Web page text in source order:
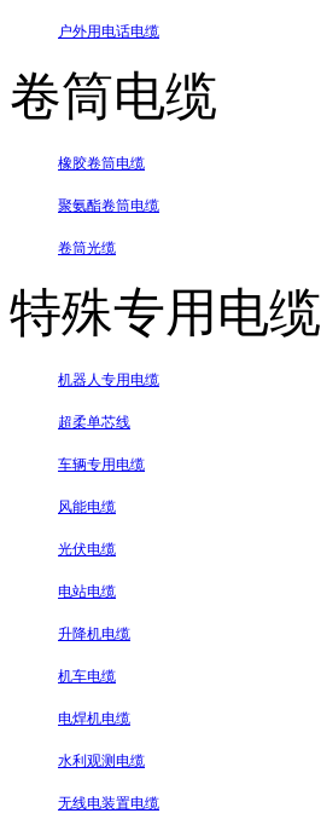
户外用电话电缆
卷筒电缆
橡胶卷筒电缆
聚氨酯卷筒电缆
卷筒光缆
特殊专用电缆
机器人专用电缆
超柔单芯线
车辆专用电缆
风能电缆
光伏电缆
电站电缆
升降机电缆
机车电缆
电焊机电缆
水利观测电缆
无线电装置电缆